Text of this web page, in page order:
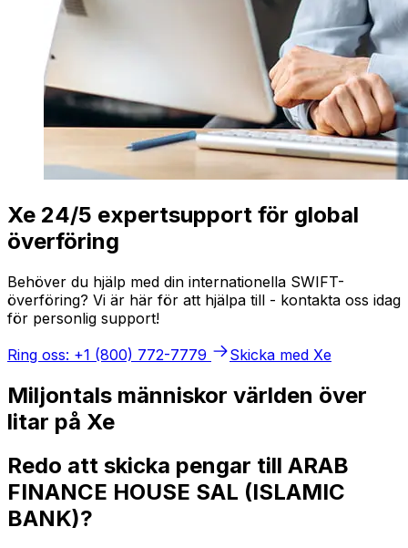
Xe 24/5 expertsupport för global
överföring
Behöver du hjälp med din internationella SWIFT-
överföring? Vi är här för att hjälpa till - kontakta oss idag
för personlig support!
Ring oss: +1 (800) 772-7779
Skicka med Xe
Miljontals människor världen över
litar på Xe
Redo att skicka pengar till ARAB
FINANCE HOUSE SAL (ISLAMIC
BANK)?